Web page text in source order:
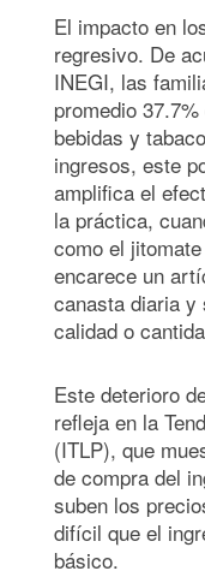
El impacto en
regresivo. De
INEGI, las
promedio
bebidas y
ingresos, este
amplifica el
la práctica,
como el
encarece un
canasta diaria y
calidad o
Este deterioro
refleja en la
(ITLP), que
de compra del
suben los
difícil que el
básico.